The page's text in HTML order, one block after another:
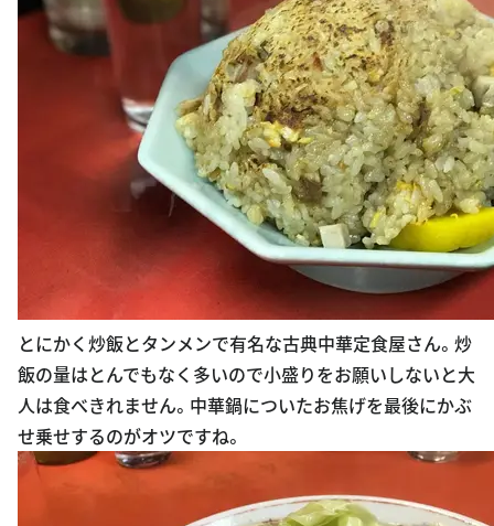
とにかく炒飯とタンメンで有名な古典中華定食屋さん。炒
飯の量はとんでもなく多いので小盛りをお願いしないと大
人は食べきれません。中華鍋についたお焦げを最後にかぶ
せ乗せするのがオツですね。